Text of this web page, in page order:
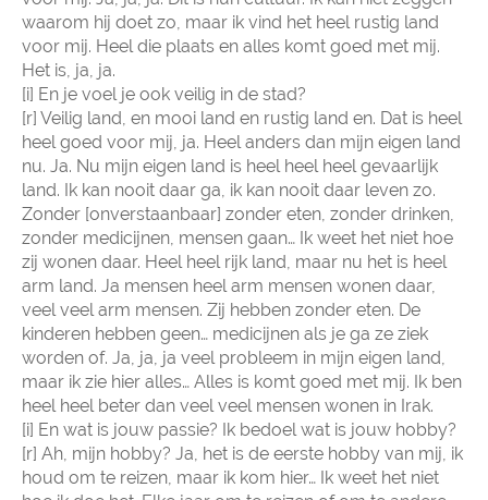
waarom hij doet zo, maar ik vind het heel rustig land
voor mij. Heel die plaats en alles komt goed met mij.
Het is, ja, ja.
[i] En je voel je ook veilig in de stad?
[r] Veilig land, en mooi land en rustig land en. Dat is heel
heel goed voor mij, ja. Heel anders dan mijn eigen land
nu. Ja. Nu mijn eigen land is heel heel heel gevaarlijk
land. Ik kan nooit daar ga, ik kan nooit daar leven zo.
Zonder [onverstaanbaar] zonder eten, zonder drinken,
zonder medicijnen, mensen gaan… Ik weet het niet hoe
zij wonen daar. Heel heel rijk land, maar nu het is heel
arm land. Ja mensen heel arm mensen wonen daar,
veel veel arm mensen. Zij hebben zonder eten. De
kinderen hebben geen… medicijnen als je ga ze ziek
worden of. Ja, ja, ja veel probleem in mijn eigen land,
maar ik zie hier alles… Alles is komt goed met mij. Ik ben
heel heel beter dan veel veel mensen wonen in Irak.
[i] En wat is jouw passie? Ik bedoel wat is jouw hobby?
[r] Ah, mijn hobby? Ja, het is de eerste hobby van mij, ik
houd om te reizen, maar ik kom hier… Ik weet het niet